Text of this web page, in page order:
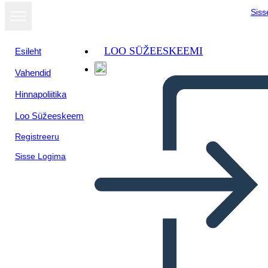
Esileht
Vahendid
Hinnapoliitika
Loo Süžeeskeem
Registreeru
Sisse Logima
LOO SÜŽEESKEEMI